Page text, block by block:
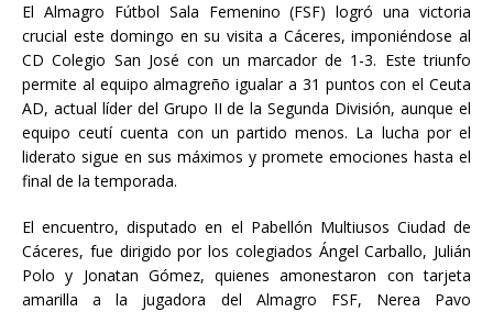
El Almagro Fútbol Sala Femenino (FSF) logró una victoria
crucial este domingo en su visita a Cáceres, imponiéndose al
CD Colegio San José con un marcador de 1-3. Este triunfo
permite al equipo almagreño igualar a 31 puntos con el Ceuta
AD, actual líder del Grupo II de la Segunda División, aunque el
equipo ceutí cuenta con un partido menos. La lucha por el
liderato sigue en sus máximos y promete emociones hasta el
final de la temporada.
El encuentro, disputado en el Pabellón Multiusos Ciudad de
Cáceres, fue dirigido por los colegiados Ángel Carballo, Julián
Polo y Jonatan Gómez, quienes amonestaron con tarjeta
amarilla a la jugadora del Almagro FSF, Nerea Pavo